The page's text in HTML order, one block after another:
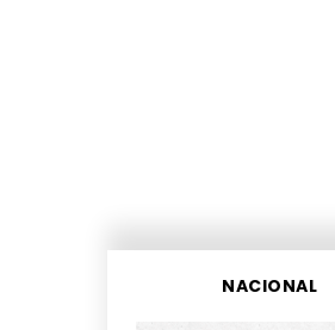
NACIONAL